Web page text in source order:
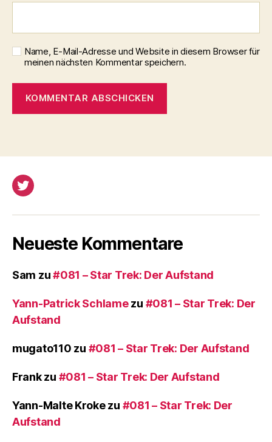
Name, E-Mail-Adresse und Website in diesem Browser für
meinen nächsten Kommentar speichern.
Twitter
Neueste Kommentare
Sam zu#081 – Star Trek: Der Aufstand
Yann-Patrick Schlamezu #081 – Star Trek: Der
Aufstand
mugato110 zu #081 – Star Trek: Der Aufstand
Frankzu #081 – Star Trek: Der Aufstand
Yann-Malte Krokezu #081 – Star Trek: Der
Aufstand